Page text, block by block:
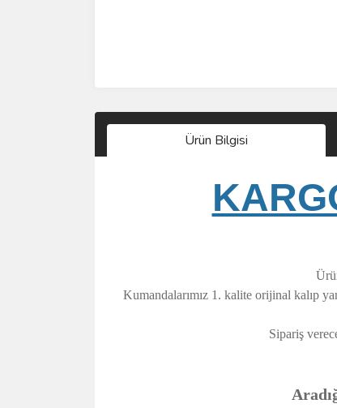
Ürün Bilgisi
Kumandalarımız 1. kalite orijinal kalıp
Sipariş